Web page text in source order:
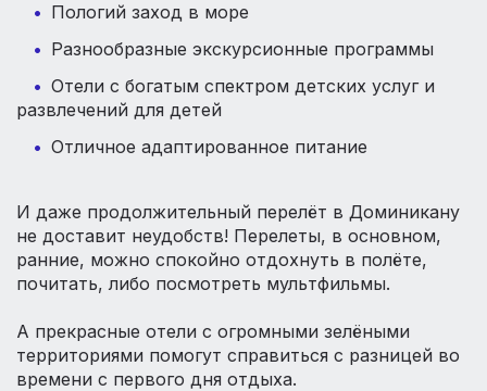
Пологий заход в море
Разнообразные экскурсионные программы
Отели с богатым спектром детских услуг и
развлечений для детей
Отличное адаптированное питание
И даже продолжительный перелёт в Доминикану
не доставит неудобств! Перелеты, в основном,
ранние, можно спокойно отдохнуть в полёте,
почитать, либо посмотреть мультфильмы.
А прекрасные отели с огромными зелёными
территориями помогут справиться с разницей во
времени с первого дня отдыха.